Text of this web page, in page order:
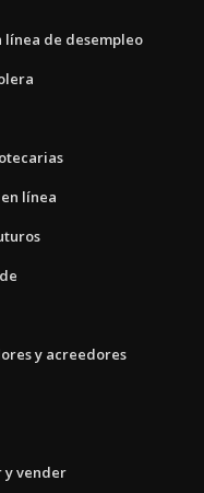
línea de desempleo
línea
y acreedores
y vender